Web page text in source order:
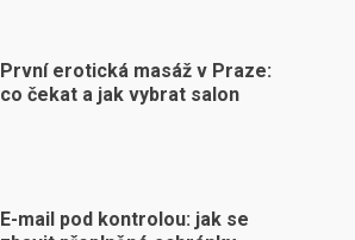
První erotická masáž v Praze:
co čekat a jak vybrat salon
E-mail pod kontrolou: jak se